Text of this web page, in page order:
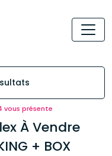
vous présente
À Vendre
+ BOX